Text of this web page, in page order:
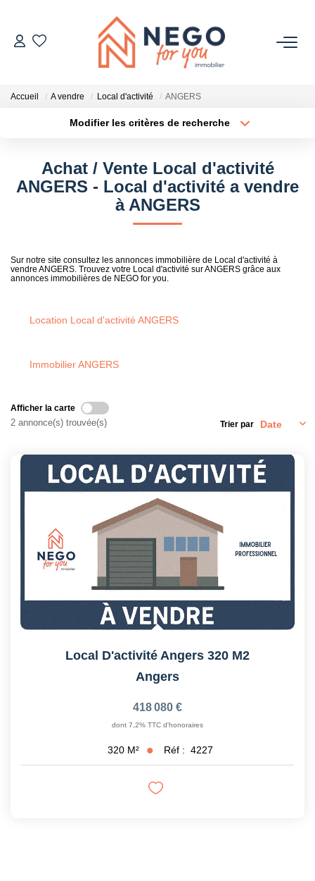
ACHETER
IMMOBILIER PRO
Accueil A vendre Local d'activité ANGERS
Modifier les critères de recherche
Sélectionnez...
Type de bien
Surface min
Achat / Vente Local d'activité
ANGERS - Local d'activité a vendre
à ANGERS
Sur notre site consultez les annonces immobilière de Local d'activité à
vendre ANGERS. Trouvez votre Local d'activité sur ANGERS grâce aux
annonces immobilières de NEGO for you.
Location Local d'activité ANGERS
Immobilier ANGERS
Afficher la carte
2 annonce(s) trouvée(s) Trier par
Local D'activité Angers 320 M2
Angers
418 080 €
dont 7,2% TTC d'honoraires
320 M² Réf : 4227